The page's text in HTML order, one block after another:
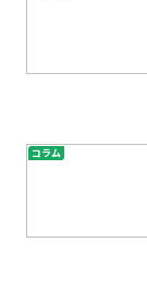
コラム